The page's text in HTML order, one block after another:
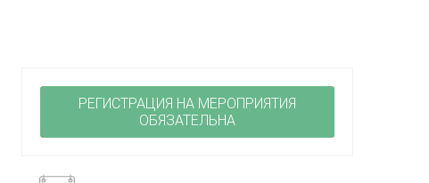
РЕГИСТРАЦИЯ НА МЕРОПРИЯТИЯ
ОБЯЗАТЕЛЬНА